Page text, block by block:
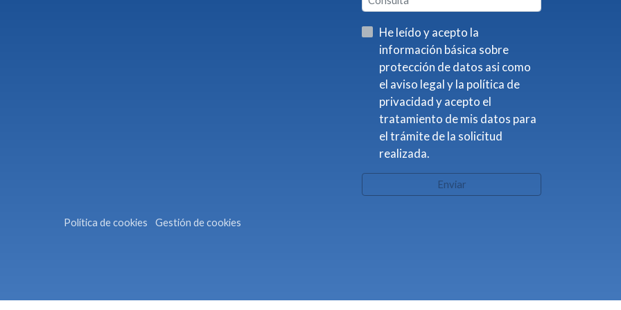
He leído y acepto la
información básica sobre
protección de datos asi como
el aviso legal y la política de
privacidad y acepto el
tratamiento de mis datos para
el trámite de la solicitud
realizada.
Enviar
Política de cookies Gestión de cookies